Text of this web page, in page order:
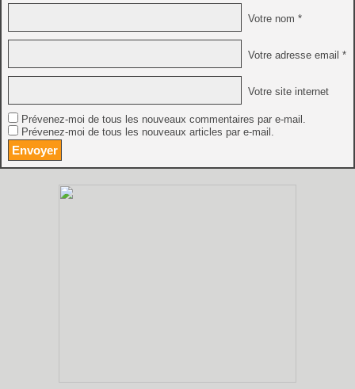
Votre nom *
Votre adresse email *
Votre site internet
Prévenez-moi de tous les nouveaux commentaires par e-mail.
Prévenez-moi de tous les nouveaux articles par e-mail.